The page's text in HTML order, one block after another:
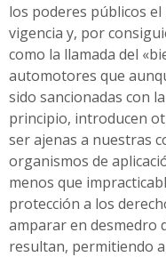
los poderes públicos
vigencia y, por
como la llamada del
automotores que
sido sancionadas con
principio, introducen
ser ajenas a nuestras
organismos de
menos que
protección a los
amparar en desmedro
resultan, permitiendo